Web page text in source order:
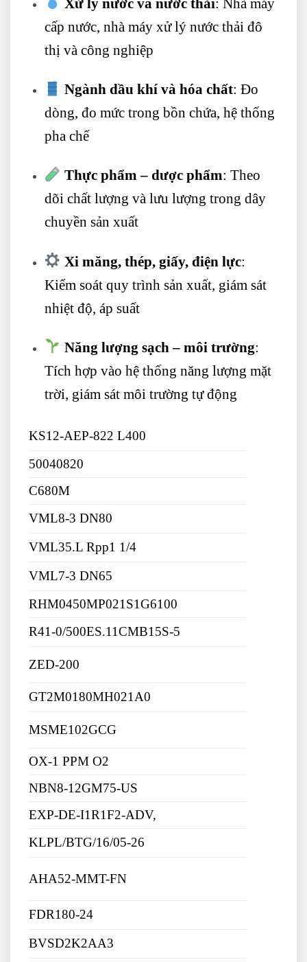
Xử lý nước và nước thải: Nhà máy
cấp nước, nhà máy xử lý nước thải đô
thị và công nghiệp
Ngành dầu khí và hóa chất: Đo
dòng, đo mức trong bồn chứa, hệ thống
pha chế
Thực phẩm – dược phẩm: Theo
dõi chất lượng và lưu lượng trong dây
chuyền sản xuất
Xi măng, thép, giấy, điện lực:
Kiểm soát quy trình sản xuất, giám sát
nhiệt độ, áp suất
Năng lượng sạch – môi trường:
Tích hợp vào hệ thống năng lượng mặt
trời, giám sát môi trường tự động
KS12-AEP-822 L400
50040820
C680M
VML8-3 DN80
VML35.L Rpp1 1/4
VML7-3 DN65
RHM0450MP021S1G6100
R41-0/500ES.11CMB15S-5
ZED-200
GT2M0180MH021A0
MSME102GCG
OX-1 PPM O2
NBN8-12GM75-US
EXP-DE-I1R1F2-ADV,
KLPL/BTG/16/05-26
AHA52-MMT-FN
FDR180-24
BVSD2K2AA3